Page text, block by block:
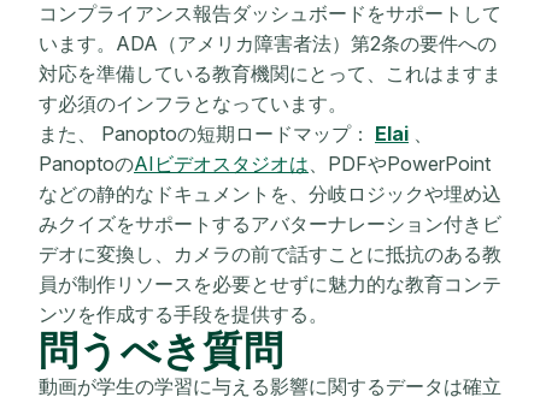
コンプライアンス報告ダッシュボードをサポートして
います。ADA（アメリカ障害者法）第2条の要件への
対応を準備している教育機関にとって、これはますま
す必須のインフラとなっています。
また、 Panoptoの短期ロードマップ： Elai 、
PanoptoのAIビデオスタジオは、PDFやPowerPoint
などの静的なドキュメントを、分岐ロジックや埋め込
みクイズをサポートするアバターナレーション付きビ
デオに変換し、カメラの前で話すことに抵抗のある教
員が制作リソースを必要とせずに魅力的な教育コンテ
ンツを作成する手段を提供する。
問うべき質問
動画が学生の学習に与える影響に関するデータは確立